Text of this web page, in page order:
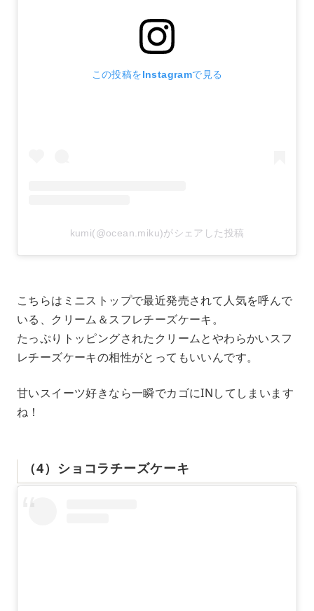
この投稿をInstagramで見る
kumi(@ocean.miku)がシェアした投稿
こちらはミニストップで最近発売されて人気を呼んで
いる、クリーム＆スフレチーズケーキ。
たっぷりトッピングされたクリームとやわらかいスフ
レチーズケーキの相性がとってもいいんです。
甘いスイーツ好きなら一瞬でカゴにINしてしまいます
ね！
（4）ショコラチーズケーキ